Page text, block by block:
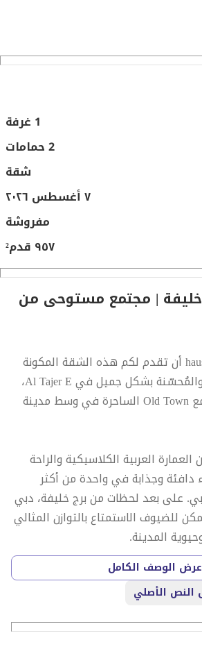
1 غرفة
2 حمامات
شقة
٧ أغسطس ٢٠٢٦
مفروشة
٩٥٧ قدم²
خليفة | مجتمع مستوحى من
يسر haus & haus holiday أن تقدم لكم هذه الشقة المكونة
من غرفة نوم واحدة والمُحسّنة بشكل جميل في Al Tajer E،
والموجودة في مجتمع Old Town الساحرة في وسط مدينة
العربية الكلاسيكية والراحة
دافئة وجذابة في واحدة من أكثر
على بعد لحظات من برج خليفة، دبي
للضيوف الاستمتاع بالتوازن المثالي
المدينة.
نوم واحدة ومحسن بتشطيبات
مع سرير أريكة مريح وتلفزيون ذكي
عرض الوصف الكامل
الأصلي